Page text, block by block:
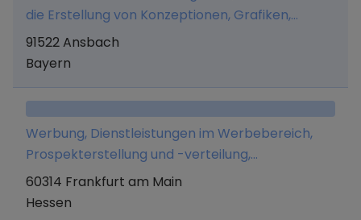
die Erstellung von Konzeptionen, Grafiken,
digitalen Druckvorstufen, Broschüren und
Prospekten, die Werbeetatverwaltung, des
Unternehmenswebsites/Webshops,
insbesondere strategische Beratung,
Konzeption, Texterstellung, Foto- und
Videoarbeiten, Programmierarbeiten sowie die
Suchmaschinenoptimierung.
91522 Ansbach
Bayern
Werbung, Dienstleistungen im Werbebereich,
Prospekterstellung und -verteilung,
Internetkiosk.
60314 Frankfurt am Main
Hessen